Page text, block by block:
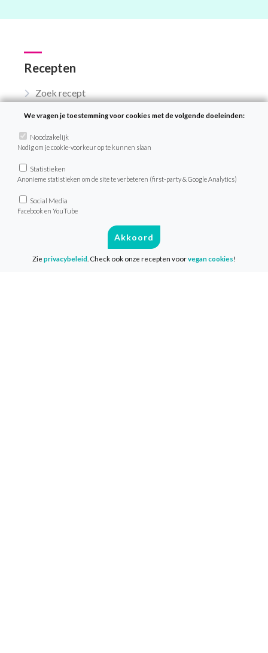
Recepten
Zoek recept
Menu van de dag
VeganChallenge
Over de VeganChallenge
Veelgestelde vragen
We vragen je toestemming voor cookies met de volgende doeleinden:
Noodzakelijk
Nodig om je cookie-voorkeur op te kunnen slaan
Statistieken
Anonieme statistieken om de site te verbeteren (first-party & Google Analytics)
Social Media
Facebook en YouTube
Akkoord
Zie privacybeleid . Check ook onze recepten voorvegan cookies!